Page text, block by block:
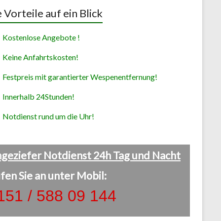
Vorteile auf ein Blick
Kostenlose Angebote !
Keine Anfahrtskosten!
Festpreis mit garantierter Wespenentfernung!
Innerhalb 24Stunden!
Notdienst rund um die Uhr!
Notdienst 24h Tag und Nacht
Sie an unter Mobil:
/ 588 09 144